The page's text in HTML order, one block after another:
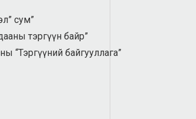
сум”
тэргүүн байр”
“Тэргүүний байгууллага”